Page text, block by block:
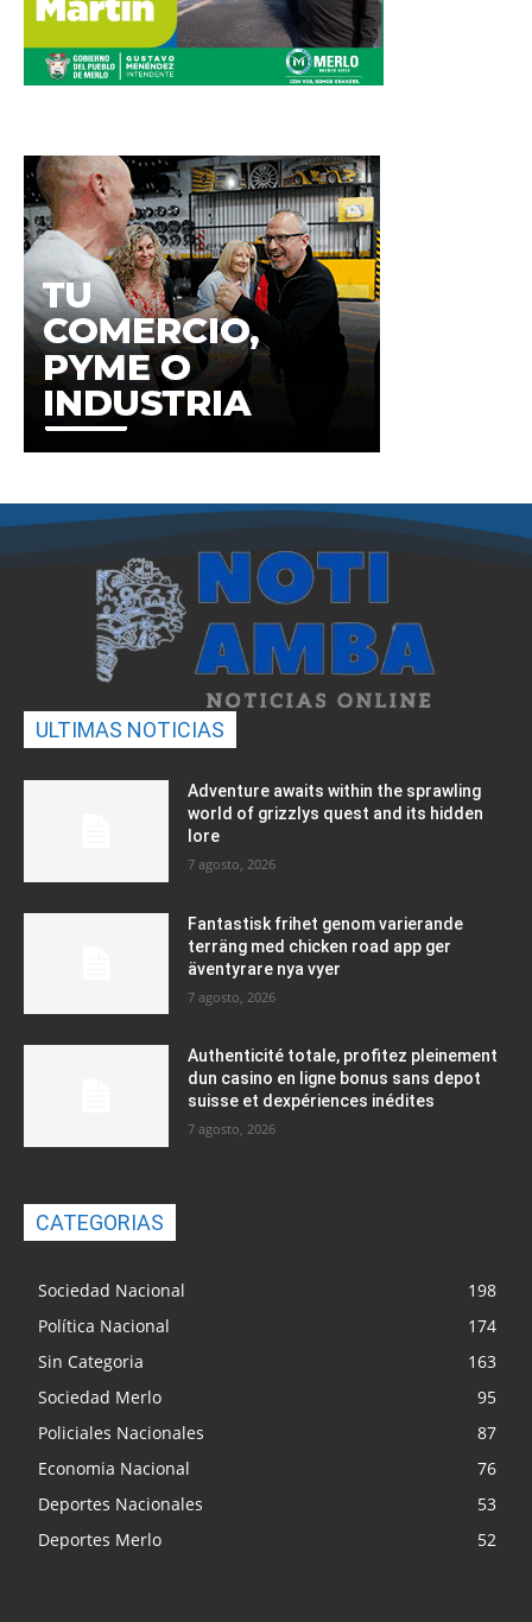
ULTIMAS NOTICIAS
Adventure awaits within the sprawling
world of grizzlys quest and its hidden
lore
7 agosto, 2026
Fantastisk frihet genom varierande
terräng med chicken road app ger
äventyrare nya vyer
7 agosto, 2026
Authenticité totale, profitez pleinement
dun casino en ligne bonus sans depot
suisse et dexpériences inédites
7 agosto, 2026
CATEGORIAS
Sociedad Nacional
198
Política Nacional
174
Sin Categoria
163
Sociedad Merlo
95
Policiales Nacionales
87
Economia Nacional
76
Deportes Nacionales
53
Deportes Merlo
52